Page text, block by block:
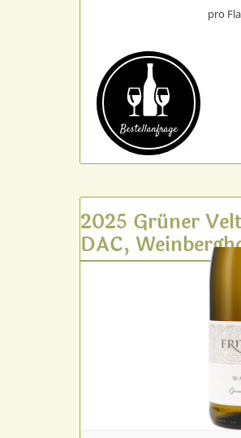
pro
Bestell­anfrage
2025 Grüner
DAC,